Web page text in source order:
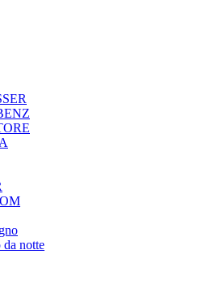
notte